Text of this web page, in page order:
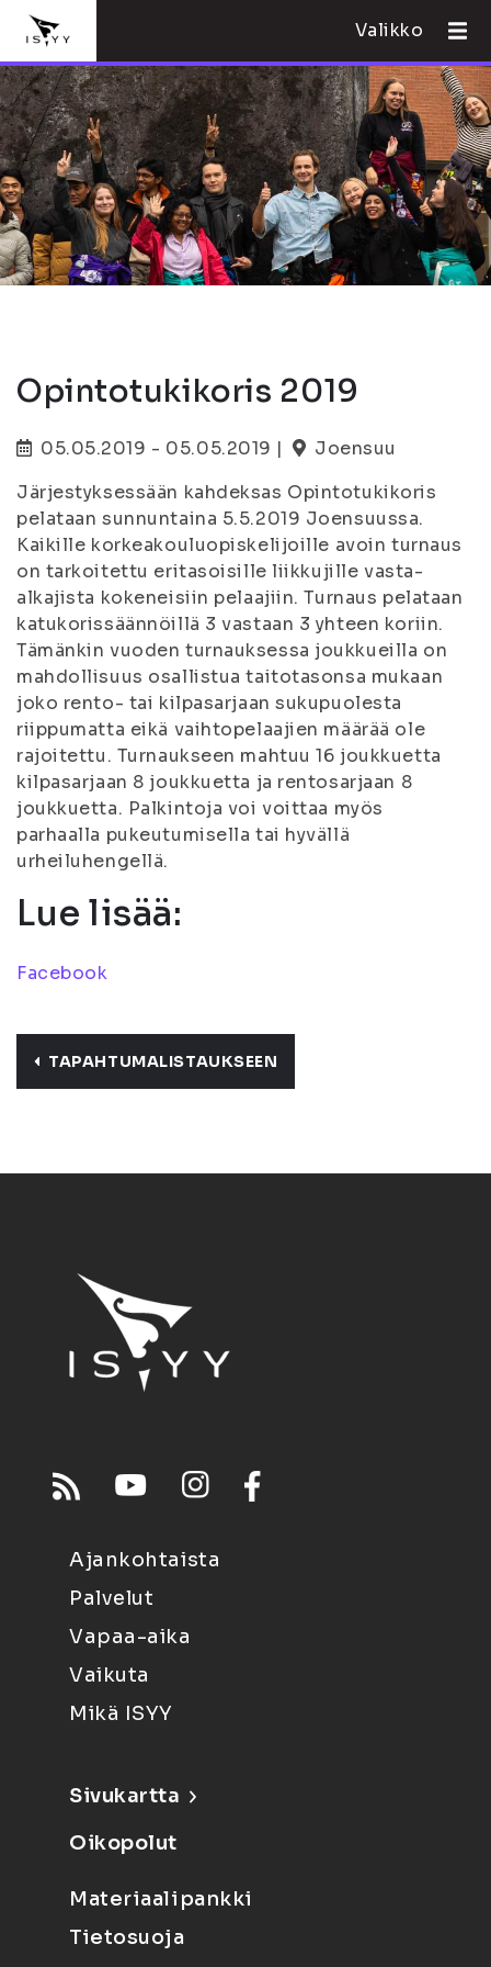
Valikko
Opintotukikoris 2019
05.05.2019 - 05.05.2019 |
Joensuu
Järjestyksessään kahdeksas Opintotukikoris
pelataan sunnuntaina 5.5.2019 Joensuussa.
Kaikille korkeakouluopiskelijoille avoin turnaus
on tarkoitettu eritasoisille liikkujille vasta-
alkajista kokeneisiin pelaajiin. Turnaus pelataan
katukorissäännöillä 3 vastaan 3 yhteen koriin.
Tämänkin vuoden turnauksessa joukkueilla on
mahdollisuus osallistua taitotasonsa mukaan
joko rento- tai kilpasarjaan sukupuolesta
riippumatta eikä vaihtopelaajien määrää ole
rajoitettu. Turnaukseen mahtuu 16 joukkuetta
kilpasarjaan 8 joukkuetta ja rentosarjaan 8
joukkuetta. Palkintoja voi voittaa myös
parhaalla pukeutumisella tai hyvällä
urheiluhengellä.
Lue lisää:
Facebook
TAPAHTUMALISTAUKSEEN
Ajankohtaista
Palvelut
Vapaa-aika
Vaikuta
Mikä ISYY
Sivukartta
Oikopolut
Materiaalipankki
Tietosuoja